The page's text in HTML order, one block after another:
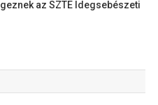
az SZTE Idegsebészeti